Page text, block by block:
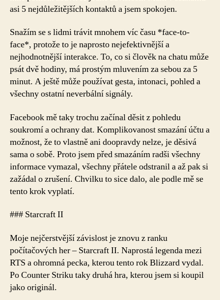
asi 5 nejdůležitějších kontaktů a jsem spokojen.
Snažím se s lidmi trávit mnohem víc času *face-to-
face*, protože to je naprosto nejefektivnější a
nejhodnotnější interakce. To, co si člověk na chatu může
psát dvě hodiny, má prostým mluvením za sebou za 5
minut. A ještě může používat gesta, intonaci, pohled a
všechny ostatní neverbální signály.
Facebook mě taky trochu začínal děsit z pohledu
soukromí a ochrany dat. Komplikovanost smazání účtu a
možnost, že to vlastně ani doopravdy nelze, je děsivá
sama o sobě. Proto jsem před smazáním radši všechny
informace vymazal, všechny přátele odstranil a až pak si
zažádal o zrušení. Chvilku to sice dalo, ale podle mě se
tento krok vyplatí.
### Starcraft II
Moje nejčerstvější závislost je znovu z ranku
počítačových her – Starcraft II. Naprostá legenda mezi
RTS a ohromná pecka, kterou tento rok Blizzard vydal.
Po Counter Striku taky druhá hra, kterou jsem si koupil
jako originál.